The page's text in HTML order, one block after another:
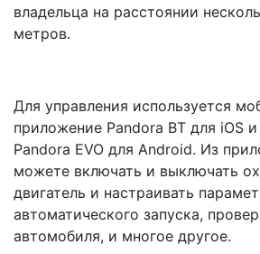
владельца на расстоянии
метров.
Для управления используется
приложение Pandora BT для iOS
Pandora EVO для Android. Из
можете включать и выключать
двигатель и настраивать
автоматического запуска,
автомобиля, и многое другое.